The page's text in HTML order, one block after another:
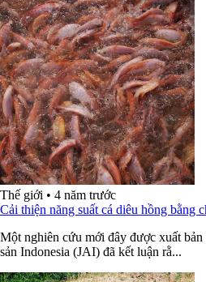
Thế giới • 4 năm trước
Cải thiện năng suất cá diêu hồng bằng
Một nghiên cứu mới đây được xuất
sản Indonesia (JAI) đã kết luận rằ...